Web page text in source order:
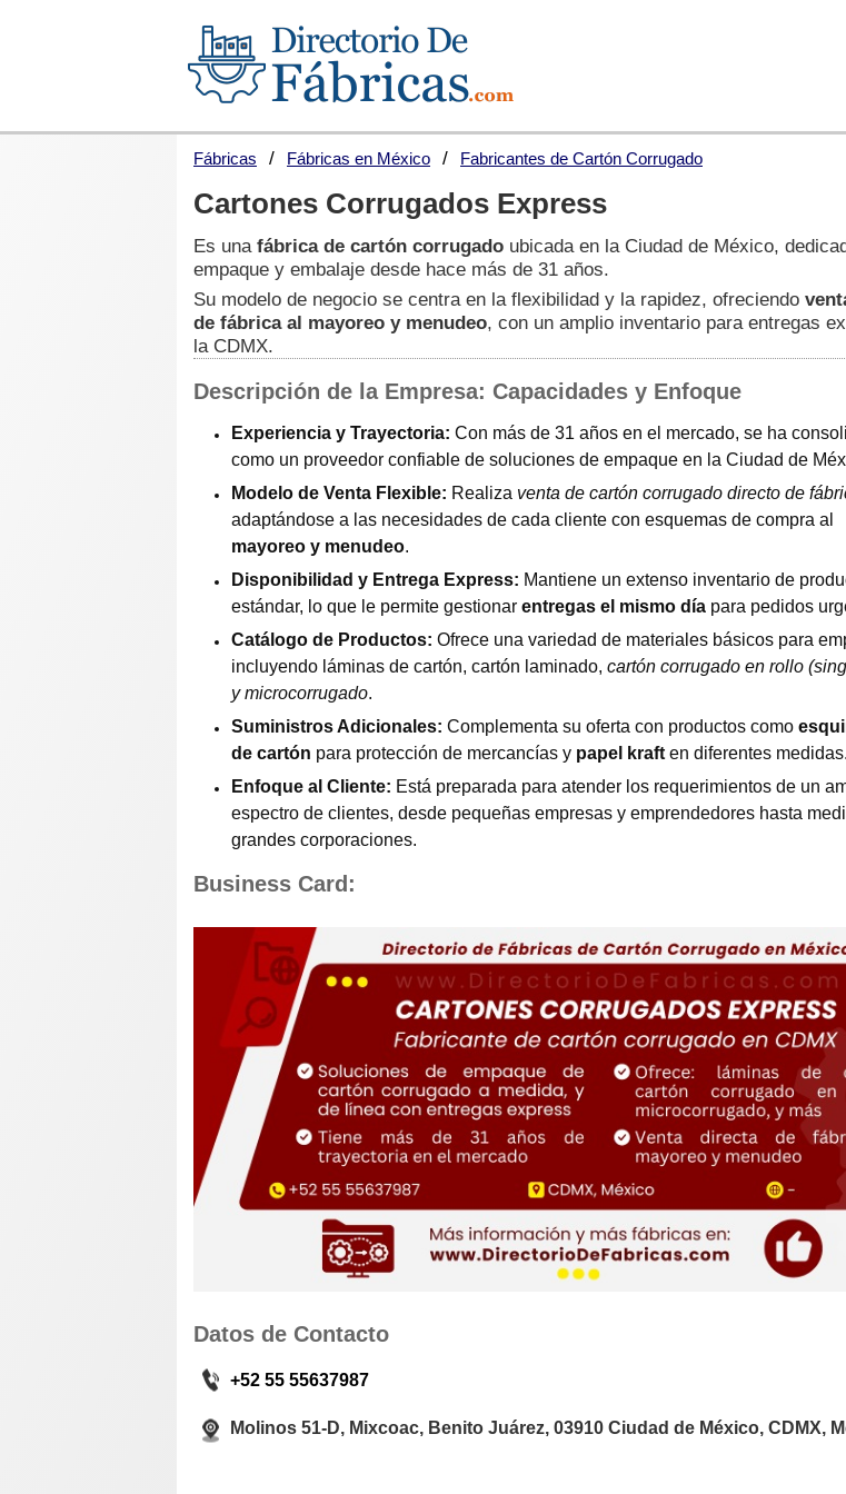
Fábricas Fábricas en México Fabricantes de Cartón Corrugado
Cartones Corrugados Express
Es una fábrica de cartón corrugado ubicada en la Ciudad de México,
empaque y embalaje desde hace más de 31 años.
Su modelo de negocio se centra en la flexibilidad y la rapidez, ofreciendo
de fábrica al mayoreo y menudeo, con un amplio inventario para entregas
la CDMX.
Descripción de la Empresa: Capacidades y Enfoque
Experiencia y Trayectoria: Con más de 31 años en el mercado, se ha
como un proveedor confiable de soluciones de empaque en la Ciudad de
Modelo de Venta Flexible: Realiza venta de cartón corrugado directo de
adaptándose a las necesidades de cada cliente con esquemas de compra al
mayoreo y menudeo.
Disponibilidad y Entrega Express: Mantiene un extenso inventario de
estándar, lo que le permite gestionar entregas el mismo día para pedidos
Catálogo de Productos: Ofrece una variedad de materiales básicos para
incluyendo láminas de cartón, cartón laminado, cartón corrugado en rollo
y microcorrugado.
Suministros Adicionales: Complementa su oferta con productos como
de cartón para protección de mercancías y papel kraft en diferentes medidas.
Enfoque al Cliente: Está preparada para atender los requerimientos de un
espectro de clientes, desde pequeñas empresas y emprendedores hasta
grandes corporaciones.
Business Card:
Datos de Contacto
+52 55 55637987
Molinos 51-D, Mixcoac, Benito Juárez, 03910 Ciudad de México, CDMX,